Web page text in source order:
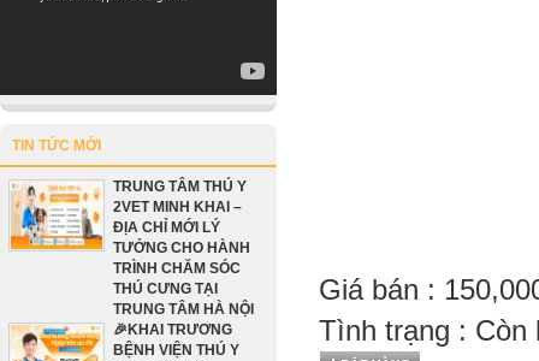
TIN TỨC MỚI
TRUNG TÂM THÚ Y
2VET MINH KHAI –
ĐỊA CHỈ MỚI LÝ
TƯỞNG CHO HÀNH
TRÌNH CHĂM SÓC
THÚ CƯNG TẠI
TRUNG TÂM HÀ NỘI
🎉KHAI TRƯƠNG
BỆNH VIỆN THÚ Y
Giá bán :
Tình trạng : Còn